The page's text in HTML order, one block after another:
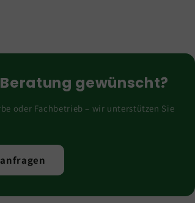
gewünscht?
oder Fachbetrieb – wir unterstützen Sie